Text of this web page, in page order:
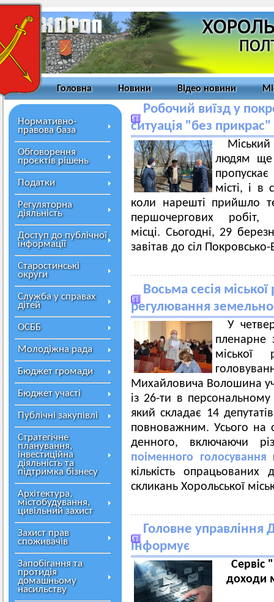
Головна Новини Відео новини
Нормативно-
правова база
Обговорення
проєктів рішень
Податки
Регуляторна
діяльність
Доступ до публічної
інформації
Старостинські
округи
Служба у справах
дітей
ОСББ
Молодіжна рада
Бюджет громади
Бюджет участі
Публічні закупівлі
Стратегічне
планування,
інвестиційна
діяльність та
підтримка бізнесу
Архітектура,
містобудування,
цивільний захист
Захист прав
споживачів
Запобігання та
протидія
домашньому
насильству
Робочий виїзд у
ситуація "без прикрас"
людям ще
місті, і в
коли нарешті прийшло
першочергових
місці. Сьогодні, 29
завітав до сіл
Восьма сесія
регулювання
У
пленарне
міської
Михайловича Волошина
із 26-ти в
який складає 14
повноважним. Усього на
денного, включаючи
поіменного голосування
кількість опрацьованих
скликань Хорольської
Головне управління
інформує
Сервіс
доходи